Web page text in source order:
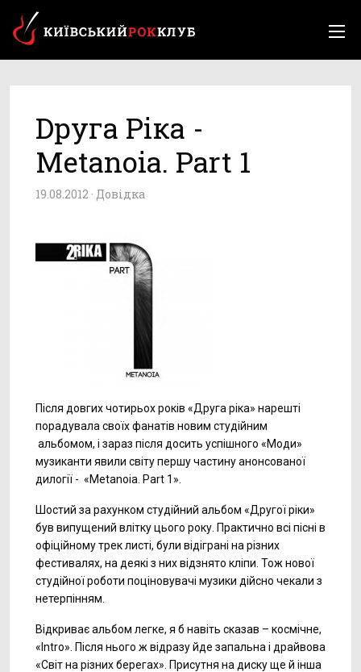
Dруга Ріка -
Metanoia. Part 1
19.08.2012 · Довідка
Після довгих чотирьох років «Друга ріка» нарешті
порадувала своїх фанатів новим студійним
альбомом, і зараз після досить успішного «Моди»
музиканти явили світу першу частину анонсованої
дилогії - «Metanoia. Part 1».
Шостий за рахунком студійний альбом «Другої ріки»
був випущений влітку цього року. Практично всі пісні в
офіційному трек листі, були відіграні на різних
фестивалях, на деякі з них відзнято кліпи. Тож нової
студійної роботи поціновувачі музики дійсно чекали з
нетерпінням.
Відкриває альбом легке, я б навіть сказав – космічне,
«Intro». Після нього ж відразу йде запальна і драйвова
«Світ на різних берегах». Присутня на диску ще й інша